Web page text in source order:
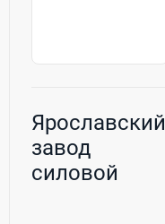
Ярославский
завод
силовой